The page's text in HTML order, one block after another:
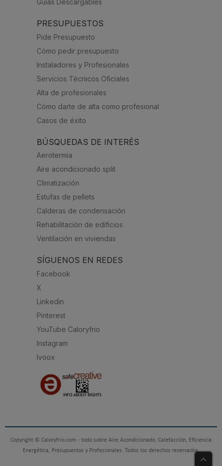
PRESUPUESTOS
Pide Presupuesto
Cómo pedir presupuesto
Instaladores y Profesionales
Servicios Técnicos Oficiales
Alta de profesionales
Cómo darte de alta como profesional
Casos de éxito
BÚSQUEDAS DE INTERÉS
Aerotermia
Aire acondicionado split
Climatización
Estufas de pellets
Calderas de condensación
Rehabilitación de edificios
Ventilación en viviendas
SÍGUENOS EN REDES
Facebook
X
Linkedin
Pinterest
YouTube Caloryfrio
Instagram
Ivoox
Copyright © Caloryfrio.com - todo sobre Aire Acondicionado, Calefacción, Eficiencia
Energética, Presupuestos y Profesionales. Todos los derechos reservados.